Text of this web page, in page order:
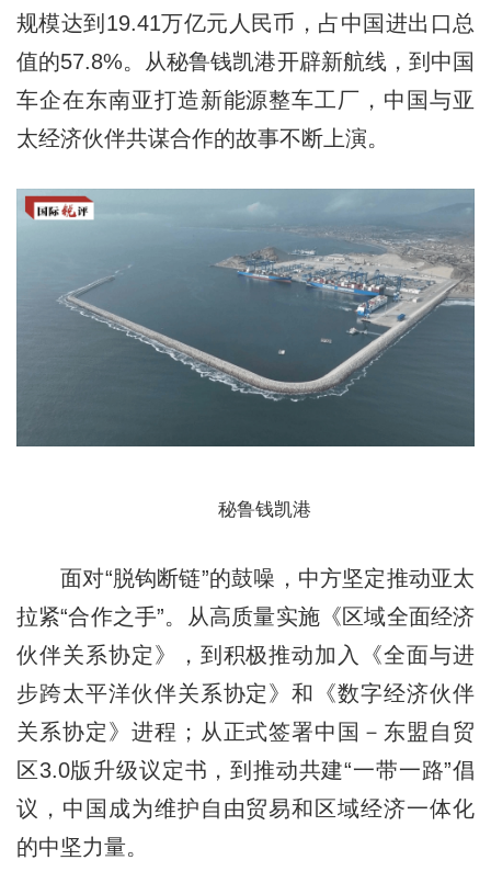
规模达到19.41万亿元人民币，占中国进出口总
值的57.8%。从秘鲁钱凯港开辟新航线，到中国
车企在东南亚打造新能源整车工厂，中国与亚
太经济伙伴共谋合作的故事不断上演。
秘鲁钱凯港
面对“脱钩断链”的鼓噪，中方坚定推动亚太
拉紧“合作之手”。从高质量实施《区域全面经济
伙伴关系协定》，到积极推动加入《全面与进
步跨太平洋伙伴关系协定》和《数字经济伙伴
关系协定》进程；从正式签署中国－东盟自贸
区3.0版升级议定书，到推动共建“一带一路”倡
议，中国成为维护自由贸易和区域经济一体化
的中坚力量。